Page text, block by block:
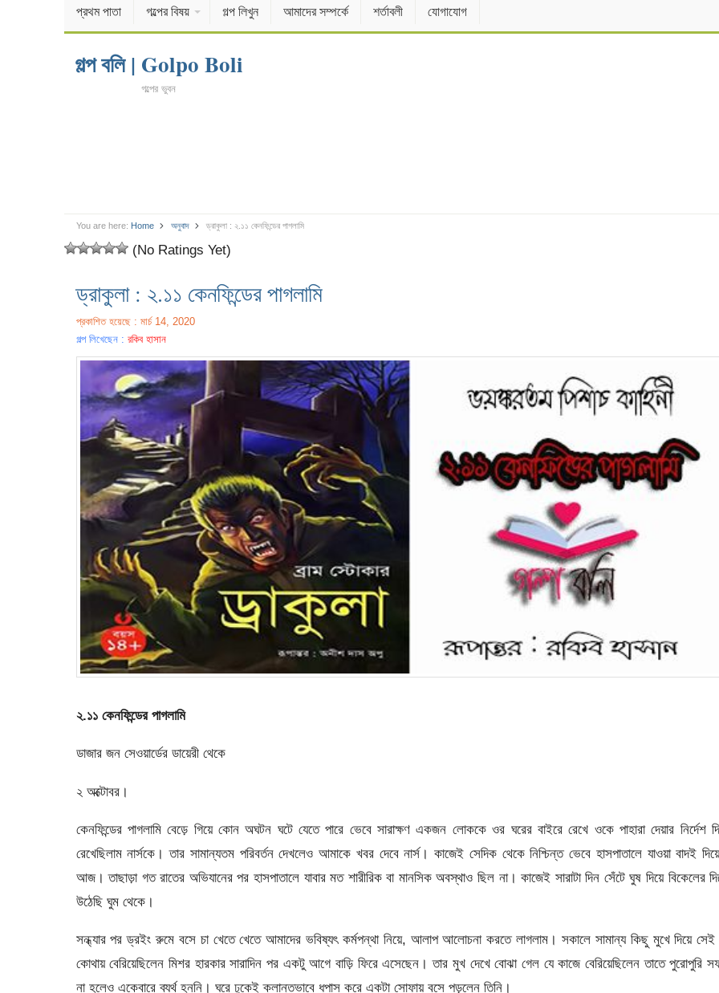
প্রথম পাতা গল্পের বিষয় গল্প লিখুন আমাদের সম্পর্কে শর্তাবলী যোগাযোগ
গল্প বলি | Golpo Boli
গল্পের ভুবন
You are here: Home অনুবাদ ড্রাকুলা : ২.১১ কেনফিন্ডের পাগলামি
(No Ratings Yet)
ড্রাকুলা : ২.১১ কেনফিন্ডের পাগলামি
প্রকাশিত হয়েছে : মার্চ 14, 2020
গল্প লিখেছেন : রকিব হাসান
২.১১ কেনফিন্ডের পাগলামি
ডাজার জন সেওয়ার্ডের ডায়েরী থেকে
২ অক্টোবর।
কেনফিন্ডের পাগলামি বেড়ে গিয়ে কোন অঘটন ঘটে যেতে পারে ভেবে সারাক্ষণ একজন লোককে ওর ঘরের বাইরে রেখে ওকে পাহারা দেয়ার নির্দেশ
রেখেছিলাম নার্সকে। তার সামান্যতম পরিবর্তন দেখলেও আমাকে খবর দেবে নার্স। কাজেই সেদিক থেকে নিশ্চিন্ত ভেবে হাসপাতালে যাওয়া বাদই
আজ। তাছাড়া গত রাতের অভিযানের পর হাসপাতালে যাবার মত শারীরিক বা মানসিক অবস্থাও ছিল না। কাজেই সারাটা দিন সেঁটে ঘুষ দিয়ে বিকেলের
উঠেছি ঘুম থেকে।
সন্ধ্যার পর ড্রইং রুমে বসে চা খেতে খেতে আমাদের ভবিষ্যৎ কর্মপন্থা নিয়ে, আলাপ আলোচনা করতে লাগলাম। সকালে সামান্য কিছু মুখে দিয়ে সেই
কোথায় বেরিয়েছিলেন মিশর হারকার সারাদিন পর একটু আগে বাড়ি ফিরে এসেছেন। তার মুখ দেখে বোঝা গেল যে কাজে বেরিয়েছিলেন তাতে পুরোপুরি
না হলেও একেবারে ব্যর্থ হননি। ঘরে ঢুকেই ক্লান্তভাবে ধপাস করে একটা সোফায় বসে পড়লেন তিনি।